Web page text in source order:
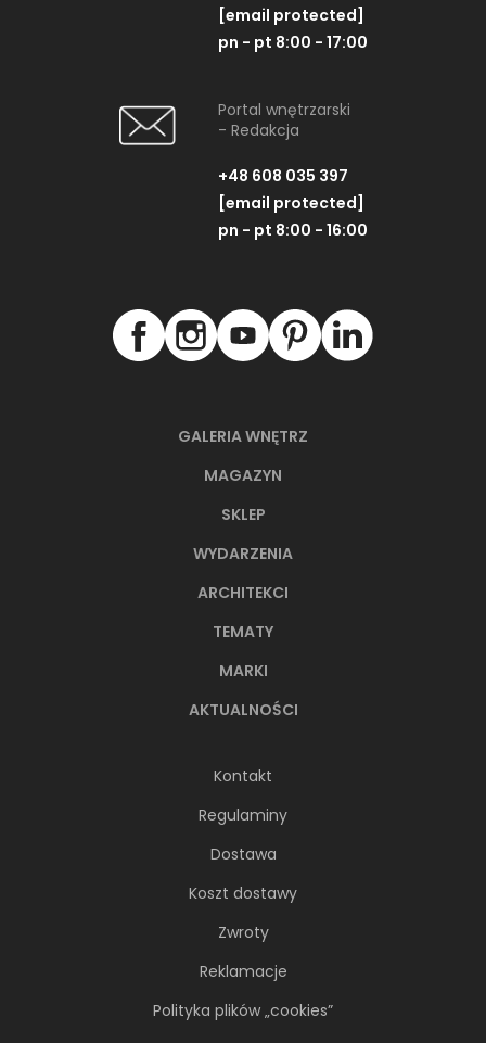
GALERIA WNĘTRZ
MAGAZYN
SKLEP
WYDARZENIA
ARCHITEKCI
TEMATY
MARKI
AKTUALNOŚCI
Kontakt
Regulaminy
Dostawa
Koszt dostawy
Zwroty
Reklamacje
Polityka plików „cookies”
[email protected]
pn - pt 8:00 - 17:00
Portal wnętrzarski
- Redakcja
+48 608 035 397
[email protected]
pn - pt 8:00 - 16:00